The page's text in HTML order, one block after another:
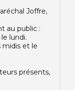
Joffre,
au public :
lundi.
midis et le
présents,